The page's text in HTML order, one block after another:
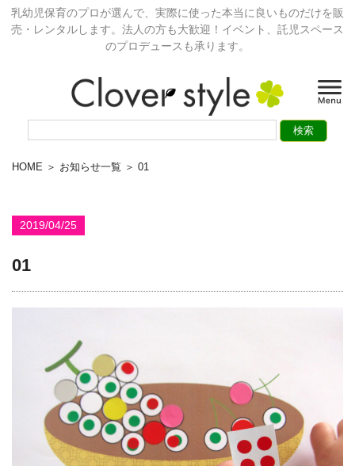
乳幼児保育のプロが選んで、実際に使った本当に良いものだけを販
売・レンタルします。法人の方も大歓迎！イベント、託児スペース
のプロデュースも承ります。
HOME ＞ お知らせ一覧 ＞ 01
2019/04/25
01